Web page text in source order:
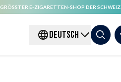
GRÖSSTER E-ZIGARETTEN-SHOP DER SCHWEIZ.
DEUTSCH